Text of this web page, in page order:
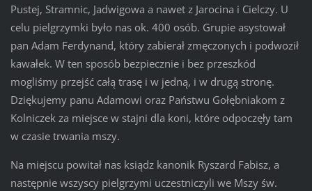
Pustej, Stramnic, Jadwigowa a nawet z Jarocina i Cielczy. U
celu pielgrzymki było nas ok. 400 osób. Grupie asystował
pan Adam Ferdynand, który zabierał zmęczonych i podwoził
kawałek. W ten sposób bezpiecznie i bez przeszkód
mogliśmy przejść całą trasę i w jedną, i w drugą stronę.
Dziękujemy panu Adamowi oraz Państwu Gołębniakom z
Kolniczek za miejsce w stajni dla koni, które odpoczęły tam
w czasie trwania mszy.
Na miejscu powitał nas ksiądz kanonik Ryszard Fabisz, a
następnie wszyscy pielgrzymi uczestniczyli we Mszy św.